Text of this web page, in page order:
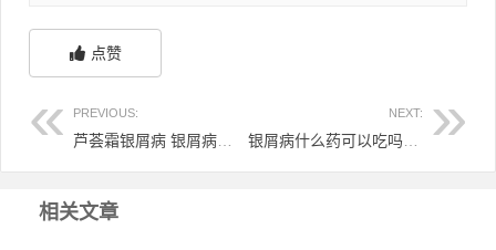
点赞
PREVIOUS: NEXT:
相关文章